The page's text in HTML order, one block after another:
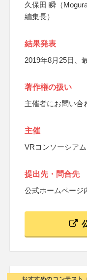
久保田 瞬（
編集長）
結果発表
2019年8月25日、
著作権の扱い
主催者にお問い合
主催
VRコンソーシアム
提出先・問合先
公式ホームページ